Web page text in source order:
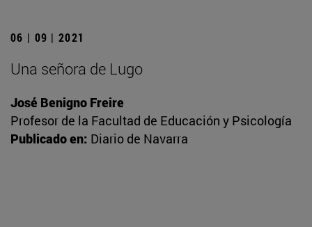
06 | 09 | 2021
Una señora de Lugo
José Benigno Freire
Profesor de la Facultad de Educación y Psicología
Publicado en: Diario de Navarra